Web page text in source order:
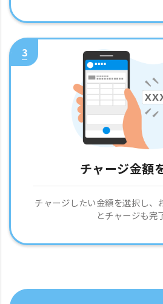
3
チャージ金額
チャージしたい金額を選択し、
とチャージも完